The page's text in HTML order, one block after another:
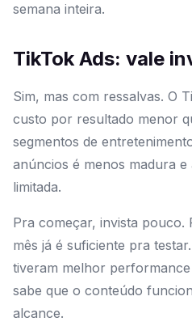
semana inteira.
TikTok Ads: vale
Sim, mas com ressalvas. O
custo por resultado menor
segmentos de
anúncios é menos madura e
limitada.
Pra começar, invista pouco.
mês já é suficiente pra
tiveram melhor
sabe que o conteúdo
alcance.